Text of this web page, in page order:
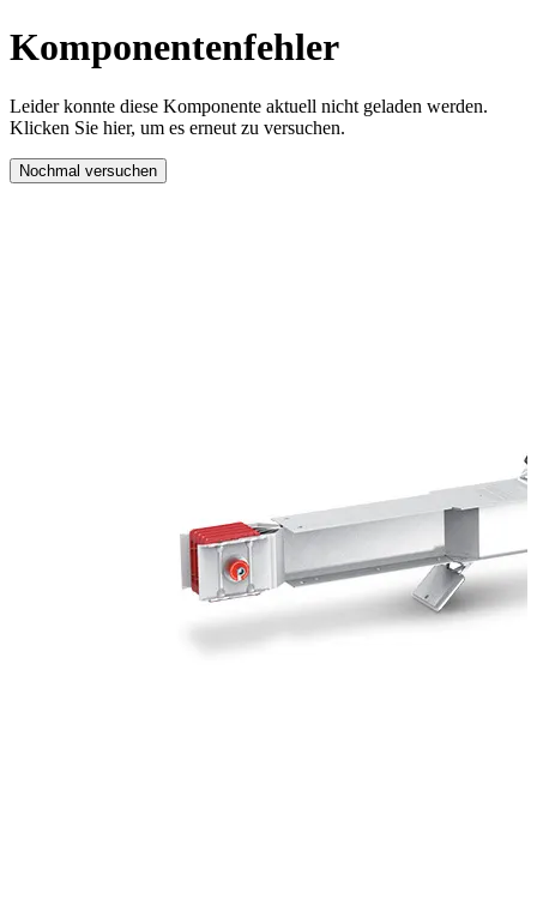
Komponentenfehler
Leider konnte diese Komponente aktuell nicht geladen werden.
Klicken Sie hier, um es erneut zu versuchen.
Nochmal versuchen